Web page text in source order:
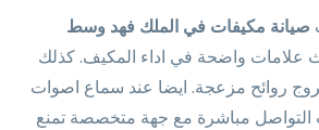
صيانة مكيفات في الملك فهد وسط
علامات واضحة في اداء المكيف. كذلك
روائح مزعجة. ايضا عند سماع اصوات
التواصل مباشرة مع جهة متخصصة تمنع